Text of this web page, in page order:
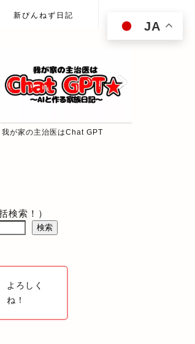
新ぴんねず日記
ぴんねず☆投資の森
検索！）
検索
よろしく
ね！
JA